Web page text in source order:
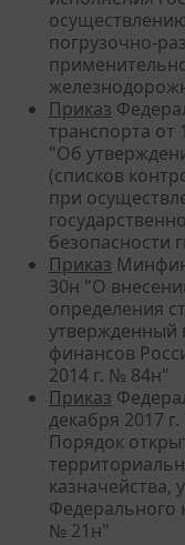
погрузочно-
Приказ
транспорта от
"Об
(списков
при
безопасности
Приказ
30н "О
определения
утвержденный
финансов
2014 г. № 84н"
Приказ
декабря 2017
Порядок
казначейства,
Федерального
№ 21н"